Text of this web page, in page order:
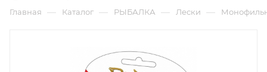
Главная — Каталог — РЫБАЛКА — Лески —